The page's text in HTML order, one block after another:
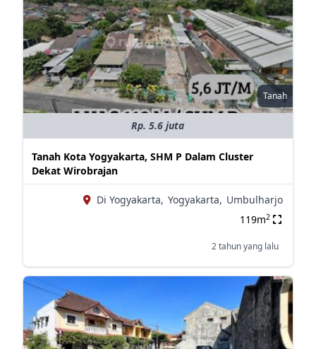
Tanah
Rp. 5.6 juta
Tanah Kota Yogyakarta, SHM P Dalam Cluster
Dekat Wirobrajan
Di Yogyakarta, Yogyakarta, Umbulharjo
119m2
2 tahun yang lalu